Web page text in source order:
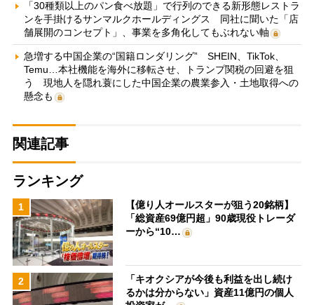
「30種類以上のパン食べ放題」で行列のできる新形態レストラ
ンを手掛けるサンマルクホールディングス 同社に聞いた「店
舗展開のコンセプト」、事業を多角化してもぶれない軸
急増する中国企業の“国籍ロンダリング” SHEIN、TikTok、
Temu…本社機能を海外に移転させ、トランプ関税の回避を狙
う 現地人を隠れ蓑にした中国企業の農業参入・土地取得への
懸念も
関連記事
ランキング
1
【億り人オールスターが狙う20銘柄】
「総資産69億円超」90歳現役トレーダ
ーから“10…
2
「キオクシアが今後も利益を出し続け
るかは分からない」資産11億円の個人